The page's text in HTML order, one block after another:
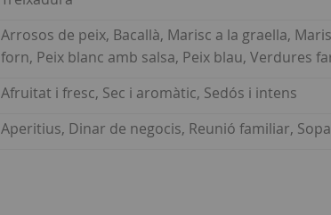
Arrosos de peix, Bacallà, Marisc a la graella,
forn, Peix blanc amb salsa, Peix blau, Verdures
Afruitat i fresc, Sec i aromàtic, Sedós i intens
Aperitius, Dinar de negocis, Reunió familiar,